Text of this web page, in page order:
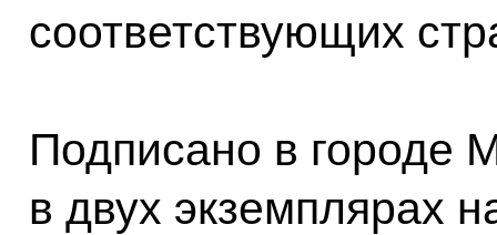
соответствующих
Подписано в городе
в двух экземплярах